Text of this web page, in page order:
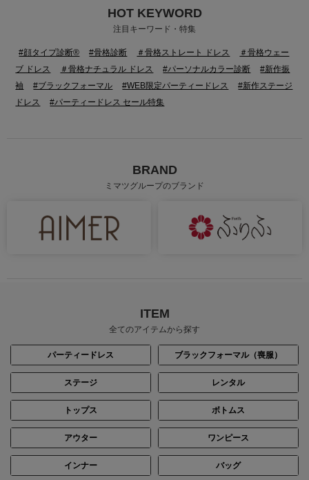
身長：162cm
身長：157cm 身長：161cm
HOT KEYWORD
注目キーワード・特集
#顔タイプ診断® #骨格診断 ＃骨格ストレート ドレス
＃骨格ウェー
ブ ドレス
＃骨格ナチュラル ドレス #パーソナルカラー診断
#新作振
袖
#ブラックフォーマル #WEB限定パーティードレス
#新作ステージ
ドレス
#パーティードレス セール特集
BRAND
ミマツグループのブランド
ITEM
全てのアイテムから探す
パーティードレス ブラックフォーマル（喪服）
ステージ レンタル
トップス ボトムス
アウター ワンピース
インナー バッグ